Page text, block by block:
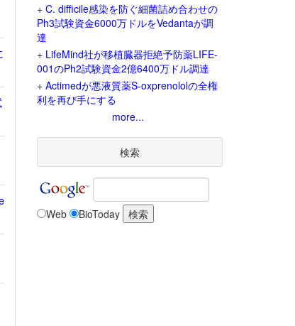
+ C. difficile感染を防ぐ細菌詰め合わせの
Ph3試験資金6000万ドルをVedantaが調
達
+ LifeMind社が移植臓器拒絶予防薬LIFE-
001のPh2試験資金2億6400万ドル調達
+ Actimedが悪液質薬S-oxprenololの全権
利を再び手にする
more...
検索
Web BioToday